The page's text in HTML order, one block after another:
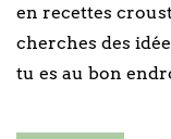
en recettes
cherches des
tu es au bon